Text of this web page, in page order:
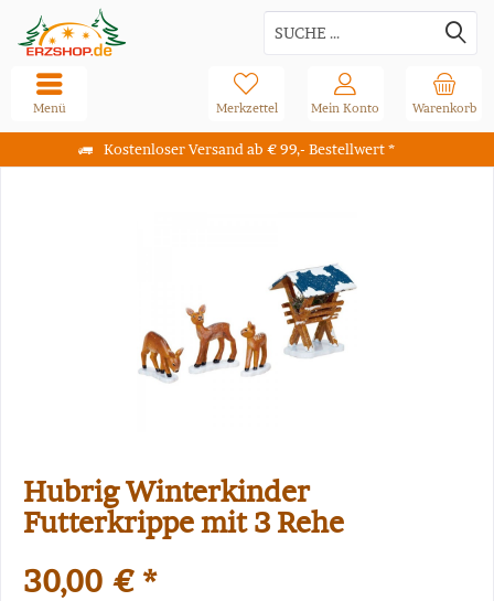
Kostenloser Versand ab € 99,- Bestellwert *
Warenkorb
Merkzettel Mein Konto
Menü
Hubrig Winterkinder
Futterkrippe mit 3 Rehe
30,00 € *